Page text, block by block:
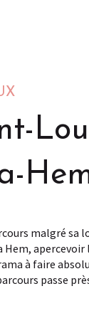
malgré sa
apercevoir
à faire
passe